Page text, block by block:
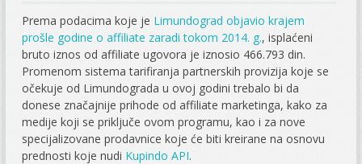
Prema podacima koje je Limundograd objavio krajem
prošle godine o affiliate zaradi tokom 2014. g., isplaćeni
bruto iznos od affiliate ugovora je iznosio 466.793 din.
Promenom sistema tarifiranja partnerskih provizija koje se
očekuje od Limundograda u ovoj godini trebalo bi da
donese značajnije prihode od affiliate marketinga, kako za
medije koji se priključe ovom programu, kao i za nove
specijalizovane prodavnice koje će biti kreirane na osnovu
prednosti koje nudi Kupindo API.